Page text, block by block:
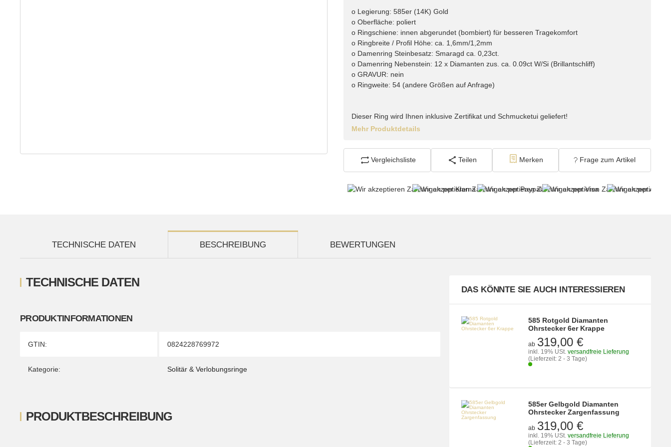
o Legierung: 585er (14K) Gold
o Oberfläche: poliert
o Ringschiene: innen abgerundet (bombiert) für besseren Tragekomfort
o Ringbreite / Profil Höhe: ca. 1,6mm/1,2mm
o Damenring Steinbesatz: Smaragd ca. 0,23ct.
o Damenring Nebenstein: 12 x Diamanten zus. ca. 0.09ct W/Si (Brillantschliff)
o GRAVUR: nein
o Ringweite: 54 (andere Größen auf Anfrage)
Dieser Ring wird Ihnen inklusive Zertifikat und Schmucketui geliefert!
Mehr Produktdetails
Vergleichsliste Teilen Merken Frage zum Artikel
TECHNISCHE DATEN BESCHREIBUNG BEWERTUNGEN
TECHNISCHE DATEN
PRODUKTINFORMATIONEN
Produkteigenschaft
Wert
GTIN: 0824228769972
Kategorie: Solitär & Verlobungsringe
PRODUKTBESCHREIBUNG
DAS KÖNNTE SIE AUCH INTERESSIEREN
585 Rotgold Diamanten
Ohrstecker 6er Krappe
ab 319,00 €
inkl. 19% USt. versandfreie Lieferung
(Lieferzeit: 2 - 3 Tage)
585er Gelbgold Diamanten
Ohrstecker Zargenfassung
ab 319,00 €
inkl. 19% USt. versandfreie Lieferung
(Lieferzeit: 2 - 3 Tage)